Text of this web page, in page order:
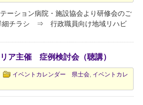
ーション病院・施設協会より研修会のご
細チラシ ⇒ 行政職員向け地域リハビ
ア主催 症例検討会（聴講）
イベントカレンダー 県士会 イベントカレ